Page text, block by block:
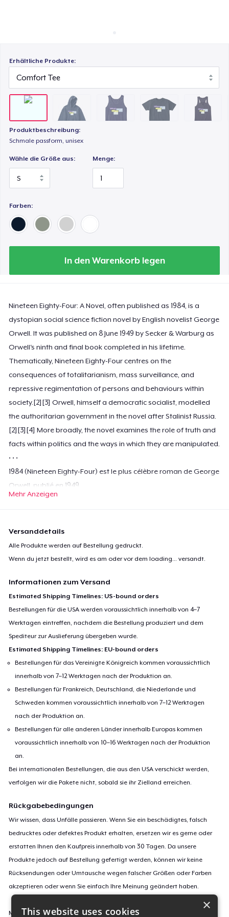
Erhältliche Produkte:
Produktbeschreibung:
Schmale passform, unisex
Wähle die Größe aus: Menge:
Farben:
In den Warenkorb legen
Nineteen Eighty-Four: A Novel, often published as 1984, is a
dystopian social science fiction novel by English novelist George
Orwell. It was published on 8 June 1949 by Secker & Warburg as
Orwell's ninth and final book completed in his lifetime.
Thematically, Nineteen Eighty-Four centres on the
consequences of totalitarianism, mass surveillance, and
repressive regimentation of persons and behaviours within
society.[2][3] Orwell, himself a democratic socialist, modelled
the authoritarian government in the novel after Stalinist Russia.
[2][3][4] More broadly, the novel examines the role of truth and
facts within politics and the ways in which they are manipulated.
• • •
1984 (Nineteen Eighty-Four) est le plus célèbre roman de George
Orwell, publié en 1949.
Il décrit une Grande-Bretagne trente ans après une guerre
affiches sont placardées dans les rues, indiquant à tous que «
Big Brother vous regarde » (Big Brother is watching you).
Mehr Anzeigen
Versanddetails
Alle Produkte werden auf Bestellung gedruckt.
Wenn du jetzt bestellt, wird es am oder vor demloading... versandt.
Informationen zum Versand
Estimated Shipping Timelines: US-bound orders
Bestellungen für die USA werden voraussichtlich innerhalb von 4–7
Werktagen eintreffen, nachdem die Bestellung produziert und dem
Spediteur zur Auslieferung übergeben wurde.
Estimated Shipping Timelines: EU-bound orders
Bestellungen für das Vereinigte Königreich kommen voraussichtlich
innerhalb von 7–12 Werktagen nach der Produktion an.
Bestellungen für Frankreich, Deutschland, die Niederlande und
Schweden kommen voraussichtlich innerhalb von 7–12 Werktagen
nach der Produktion an.
Bestellungen für alle anderen Länder innerhalb Europas kommen
voraussichtlich innerhalb von 10–16 Werktagen nach der Produktion
an.
Bei internationalen Bestellungen, die aus den USA verschickt werden,
verfolgen wir die Pakete nicht, sobald sie ihr Zielland erreichen.
Rückgabebedingungen
Wir wissen, dass Unfälle passieren. Wenn Sie ein beschädigtes, falsch
bedrucktes oder defektes Produkt erhalten, ersetzen wir es gerne oder
erstatten Ihnen den Kaufpreis innerhalb von 30 Tagen. Da unsere
Produkte jedoch auf Bestellung gefertigt werden, können wir keine
Rücksendungen oder Umtausche wegen falscher Größen oder Farben
akzeptieren oder wenn Sie einfach Ihre Meinung geändert haben.
Mehr Informationen zu unseren Rückgaberichtlinien findest du
Women's Flowy Tank Top
Premium Tank Top
Eco Unisex Tee
×
This website uses cookies